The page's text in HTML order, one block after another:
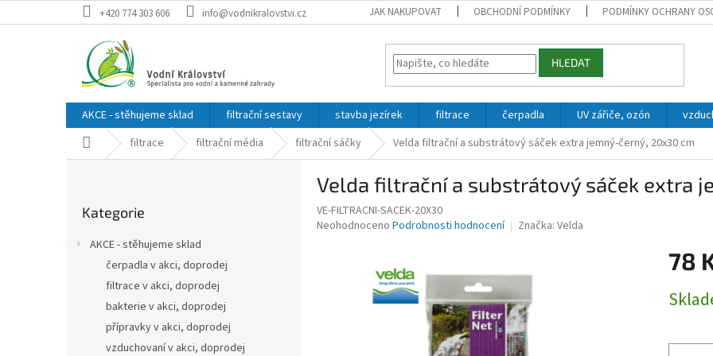
na
+420 774 303 606 info@vodnikralovstvi.cz JAK NAKUPOVAT OBCHODNÍ PODMÍNKY PODMÍNKY OCHRANY
HLEDAT
AKCE - stěhujeme sklad filtrační sestavy stavba jezírek filtrace čerpadla UV zářiče, ozón
Domů filtrace filtrační média filtrační sáčky Velda filtrační a substrátový sáček extra jemný-černý, 20x30 cm
kategorie
Kategorie
AKCE - stěhujeme sklad
čerpadla v akci, doprodej
filtrace v akci, doprodej
bakterie v akci, doprodej
přípravky v akci, doprodej
vzduchovaní v akci, doprodej
Velda filtrační a substrátový sáček extra
VE-FILTRACNI-SACEK-20X30
Průměrné
Neohodnoceno Podrobnosti hodnocení Značka: Velda
78
cena: